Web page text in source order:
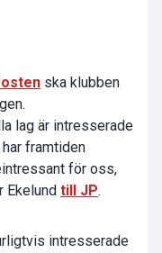
ska klubben
lag är intresserade
framtiden
för oss,
Ekelund till JP.
intresserade